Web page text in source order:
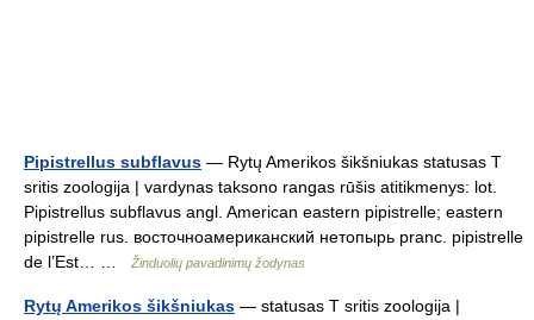
Pipistrellus subflavus — Rytų Amerikos šikšniukas statusas T
sritis zoologija | vardynas taksono rangas rūšis atitikmenys: lot.
Pipistrellus subflavus angl. American eastern pipistrelle; eastern
pipistrelle rus. восточноамериканский нетопырь pranc. pipistrelle
de l’Est… …
Žinduolių pavadinimų žodynas
Rytų Amerikos šikšniukas — statusas T sritis zoologija |